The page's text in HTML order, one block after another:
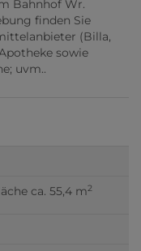
Bahnhof Wr.
finden Sie
(Billa,
sowie
uvm..
ca. 55,4 m2